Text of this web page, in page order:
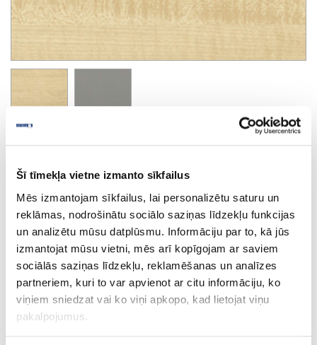
Šī tīmekļa vietne izmanto sīkfailus
Mēs izmantojam sīkfailus, lai personalizētu saturu un
reklāmas, nodrošinātu sociālo saziņas līdzekļu funkcijas
un analizētu mūsu datplūsmu. Informāciju par to, kā jūs
izmantojat mūsu vietni, mēs arī kopīgojam ar saviem
sociālās saziņas līdzekļu, reklamēšanas un analīzes
partneriem, kuri to var apvienot ar citu informāciju, ko
viņiem sniedzat vai ko viņi apkopo, kad lietojat viņu
pakalpojumus.
Royal Maple
Uzdot jautājumu
Nosūtīt saiti uz produktu
06-R27001-VV-38-60